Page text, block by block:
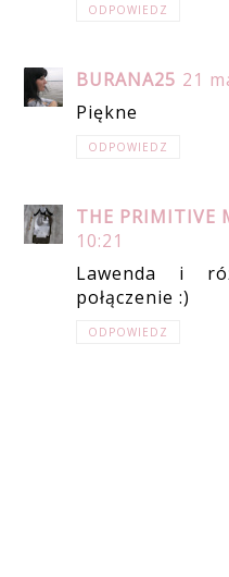
ODPOWIEDZ
BURANA25 21
Piękne
ODPOWIEDZ
THE PRIMITIVE
10:21
Lawenda i
połączenie :)
ODPOWIEDZ